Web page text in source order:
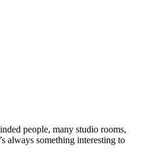
people, many studio rooms,
always something interesting to